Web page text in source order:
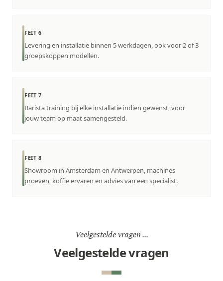
FEIT 6
Levering en installatie binnen 5 werkdagen, ook voor 2 of 3
groepskoppen modellen.
FEIT 7
Barista training bij elke installatie indien gewenst, voor
jouw team op maat samengesteld.
FEIT 8
Showroom in Amsterdam en Antwerpen, machines
proeven, koffie ervaren en advies van een specialist.
Veelgestelde vragen ...
Veelgestelde vragen